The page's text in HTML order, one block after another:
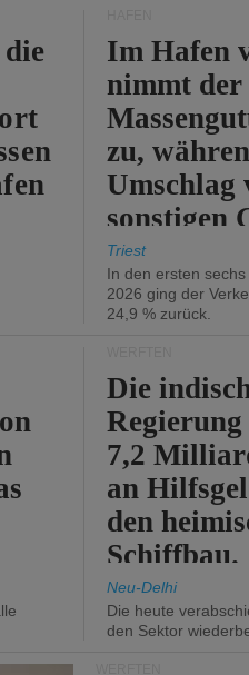
Im Hafen
nimmt der
zu,
Umschlag
sonstigen
abnimmt.
Triest
In den ersten
2026 ging der
24,9 % zurück.
Die
7,2
an
den
Schiffbau.
Neu-Delhi
Die heute
den Sektor